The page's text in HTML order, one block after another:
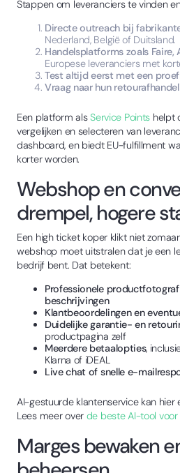
Stappen om leveranciers te vinden
Directe outreach bij
Nederland, België of Duitsland.
Handelsplatforms zoals Faire,
Europese leveranciers met
Test altijd eerst met een
Vraag naar hun
Een platform alsService Points helpt
vergelijken en selecteren van
dashboard, en biedt EU-fulfillment
korter worden.
Webshop en
drempel, hogere
Een high ticket koper klikt niet
webshop moet uitstralen dat je een
bedrijf bent. Dat betekent:
Professionele
beschrijvingen
Klantbeoordelingen en
Duidelijke garantie- en
productpagina zelf
Meerdere betaalopties,
Klarna of iDEAL
Live chat of snelle e-
AI-gestuurde klantenservice kan hier
Lees meer over de beste AI-tool
Marges bewaken